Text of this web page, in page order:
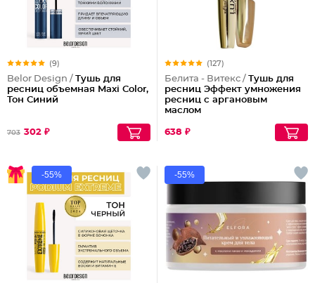
(9)
Belor Design / Тушь для
ресниц объемная Maxi Color,
Тон Синий
703 302 ₽
(127)
Белита - Витекс / Тушь для
ресниц Эффект умножения
ресниц с аргановым
маслом
638 ₽
-55% -55%